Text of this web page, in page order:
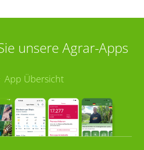
unsere Agrar-Apps
App Übersicht